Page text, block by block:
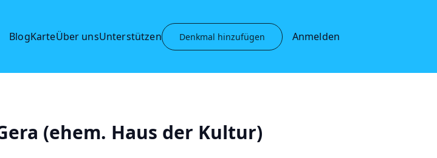
BlogKarteÜber unsUnterstützen Denkmal hinzufügen Anmelden
(ehem. Haus der Kultur)